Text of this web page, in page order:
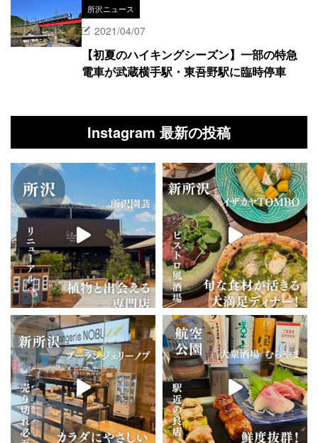
所沢ニュース
2021/04/07
【初夏のハイキングシーズン】一部の特急
電車が武蔵横手駅・東吾野駅に臨時停車
Instagram 最新の投稿